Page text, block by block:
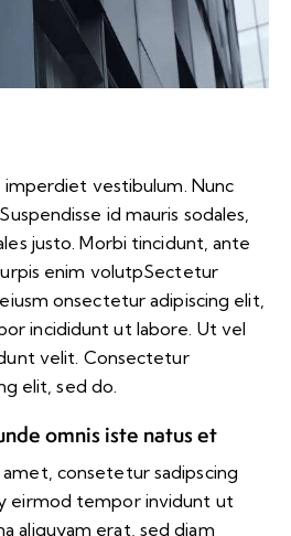
imperdiet vestibulum. Nunc
id mauris sodales,
justo. Morbi tincidunt, ante
enim volutpSectetur
onsectetur adipiscing elit,
incididunt ut labore. Ut vel
velit. Consectetur
elit, sed do.
omnis iste natus et
consetetur sadipscing
eirmod tempor invidunt ut
aliquyam erat, sed diam